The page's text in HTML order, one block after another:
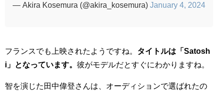
— Akira Kosemura (@akira_kosemura) January 4, 2024
フランスでも上映されたようですね。 タイトルは「Satosh
i」となっています。 彼がモデルだとすぐにわかりますね。
智を演じた田中偉登さんは、オーディションで選ばれたの